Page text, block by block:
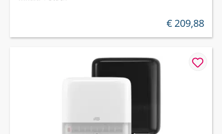
regulärer preis:
€ 209,88